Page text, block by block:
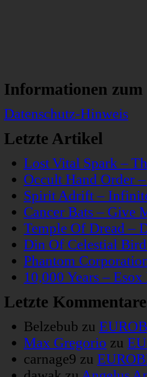
Informationen zum
Datenschutz-Hinweis
Letzte Artikel
Lost Vital Spark –
Occult Hand Order
Spirit Adrift –
Cancer Bats – Give
Temple Of Dread –
Din Of Celestial
Phantom
10,000 Years –
Letzte Kommentare
Belzebub zu
Max Gregorio zu
carnage9 zu